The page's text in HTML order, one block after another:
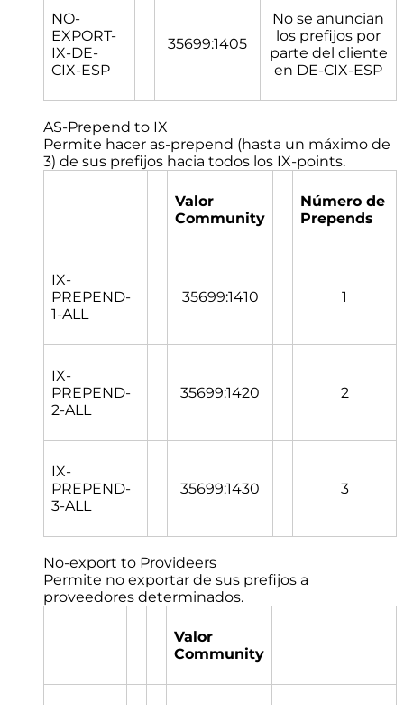
NO-
EXPORT-
IX-DE-
CIX-ESP
35699:1405
No se anuncian
los prefijos por
parte del cliente
en DE-CIX-ESP
AS-Prepend to IX
Permite hacer as-prepend (hasta un máximo de
3) de sus prefijos hacia todos los IX-points.
Valor
Community
Número de
Prepends
IX-
PREPEND-
1-ALL
35699:1410 1
IX-
PREPEND-
2-ALL
35699:1420 2
IX-
PREPEND-
3-ALL
35699:1430 3
No-export to Provideers
Permite no exportar de sus prefijos a
proveedores determinados.
Valor
Community